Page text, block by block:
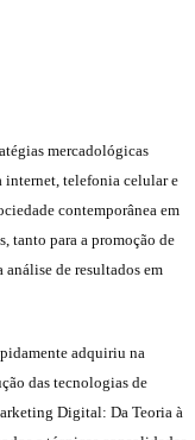
mercadológicas
internet, telefonia celular e
contemporânea em
tanto para a promoção de
análise de resultados em
adquiriu na
das tecnologias de
Digital: Da Teoria à